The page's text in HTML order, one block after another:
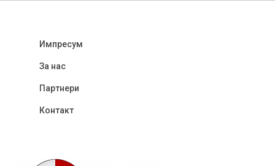
Импресум
За нас
Партнери
Контакт